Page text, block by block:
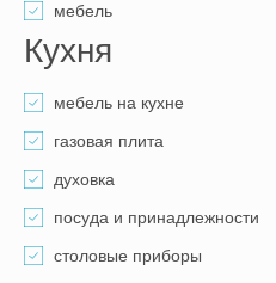
мебель
Кухня
мебель на кухне
газовая плита
духовка
посуда и принадлежности
столовые приборы